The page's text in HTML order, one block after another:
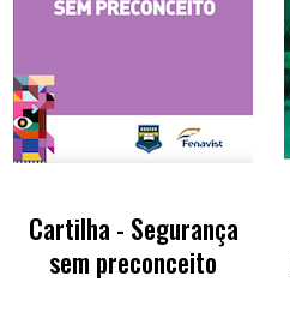
Cartilha - Segurança
sem preconceito